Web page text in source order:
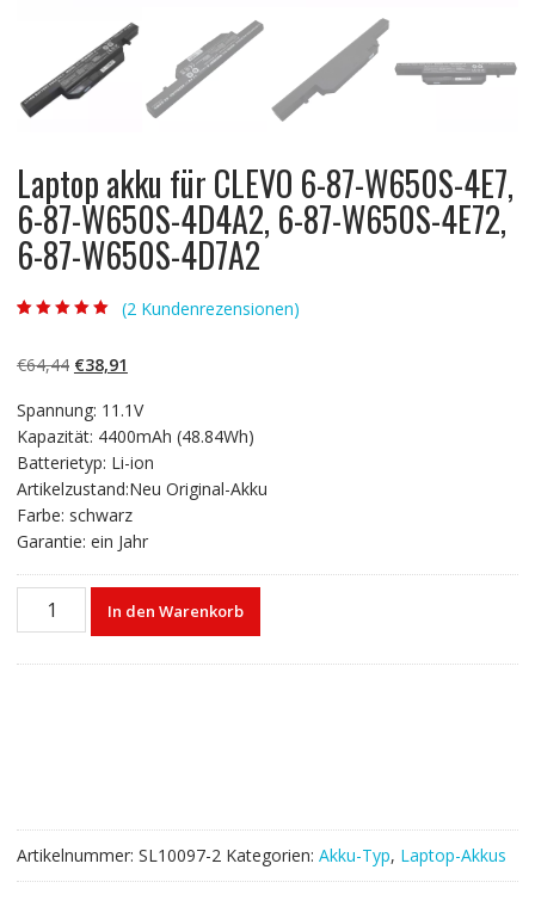
Laptop akku für CLEVO 6-87-W650S-4E7,
6-87-W650S-4D4A2, 6-87-W650S-4E72,
6-87-W650S-4D7A2
basierend auf
Kundenbewertun
(2 Kundenrezensionen)
€64,44 Ursprünglicher
war:
€64,44
€38,91
ist:
€38,91.
Spannung: 11.1V
Kapazität: 4400mAh (48.84Wh)
Batterietyp: Li-ion
Artikelzustand:Neu Original-Akku
Farbe: schwarz
Garantie: ein Jahr
Laptop
87-
W650S-
4D4A2,
In den Warenkorb
Artikelnummer: SL10097-2 Kategorien: Akku-Typ, Laptop-Akkus